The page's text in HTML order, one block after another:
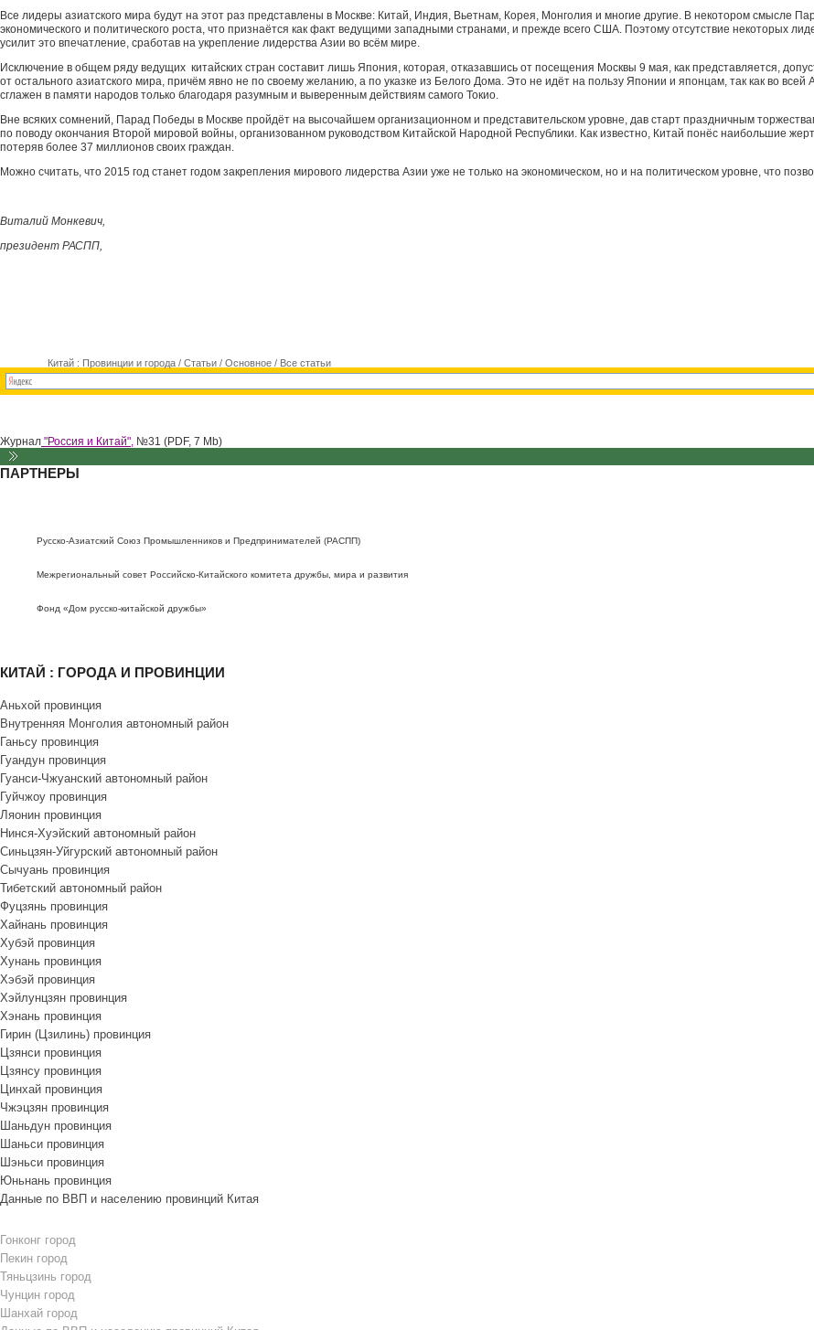
Все лидеры азиатского мира будут на этот раз представлены в Москве: Китай, Индия, Вьетнам, Корея, Монголия и многие другие. В некотором смысле
экономического и политического роста, что признаётся как факт ведущими западными странами, и прежде всего США. Поэтому отсутствие некоторых
усилит это впечатление, сработав на укрепление лидерства Азии во всём мире.
Исключение в общем ряду ведущих китайских стран составит лишь Япония, которая, отказавшись от посещения Москвы 9 мая, как представляется,
от остального азиатского мира, причём явно не по своему желанию, а по указке из Белого Дома. Это не идёт на пользу Японии и японцам, так как во
сглажен в памяти народов только благодаря разумным и выверенным действиям самого Токио.
Вне всяких сомнений, Парад Победы в Москве пройдёт на высочайшем организационном и представительском уровне, дав старт праздничным
по поводу окончания Второй мировой войны, организованном руководством Китайской Народной Республики. Как известно, Китай понёс наибольшие
потеряв более 37 миллионов своих граждан.
Можно считать, что 2015 год станет годом закрепления мирового лидерства Азии уже не только на экономическом, но и на политическом уровне, что
Виталий Монкевич,
президент РАСПП,
Китай : Провинции и города / Статьи / Основное / Все статьи
Журнал "Россия и Китай", №31 (PDF, 7 Mb)
ПАРТНЕРЫ
Русско-Азиатский Союз Промышленников и Предпринимателей (РАСПП)
Межрегиональный совет Российско-Китайского комитета дружбы, мира и развития
Фонд «Дом русско-китайской дружбы»
КИТАЙ : ГОРОДА И ПРОВИНЦИИ
Аньхой провинция
Внутренняя Монголия автономный район
Ганьсу провинция
Гуандун провинция
Гуанси-Чжуанский автономный район
Гуйчжоу провинция
Ляонин провинция
Нинся-Хуэйский автономный район
Синьцзян-Уйгурский автономный район
Сычуань провинция
Тибетский автономный район
Фуцзянь провинция
Хайнань провинция
Хубэй провинция
Хунань провинция
Хэбэй провинция
Хэйлунцзян провинция
Хэнань провинция
Гирин (Цзилинь) провинция
Цзянси провинция
Цзянсу провинция
Цинхай провинция
Чжэцзян провинция
Шаньдун провинция
Шаньси провинция
Шэньси провинция
Юньнань провинция
Данные по ВВП и населению провинций Китая
Гонконг город
Пекин город
Тяньцзинь город
Чунцин город
Шанхай город